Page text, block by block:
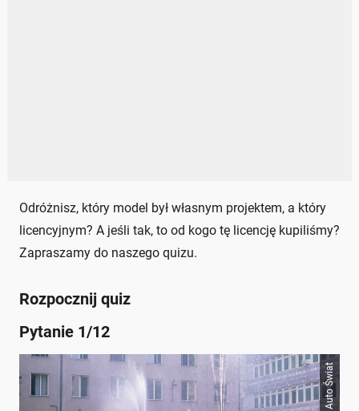
Odróżnisz, który model był własnym projektem, a który
licencyjnym? A jeśli tak, to od kogo tę licencję kupiliśmy?
Zapraszamy do naszego quizu.
Rozpocznij quiz
Pytanie 1/12
Auto Świat